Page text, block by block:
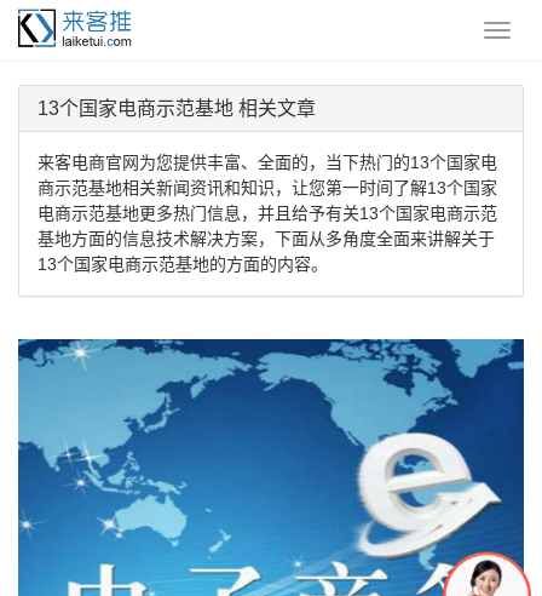
13个国家电商示范基地 相关文章
来客电商官网为您提供丰富、全面的，当下热门的13个国家电
商示范基地相关新闻资讯和知识，让您第一时间了解13个国家
电商示范基地更多热门信息，并且给予有关13个国家电商示范
基地方面的信息技术解决方案，下面从多角度全面来讲解关于
13个国家电商示范基地的方面的内容。